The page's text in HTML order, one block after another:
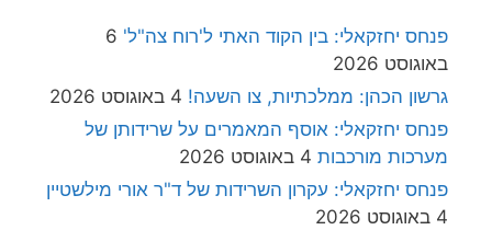
פנחס יחזקאלי: בין הקוד האתי ל'רוח צה"ל' 6
באוגוסט 2026
גרשון הכהן: ממלכתיות, צו השעה! 4 באוגוסט 2026
פנחס יחזקאלי: אוסף המאמרים על שרידותן של
מערכות מורכבות 4 באוגוסט 2026
פנחס יחזקאלי: עקרון השרידות של ד"ר אורי מילשטיין
4 באוגוסט 2026